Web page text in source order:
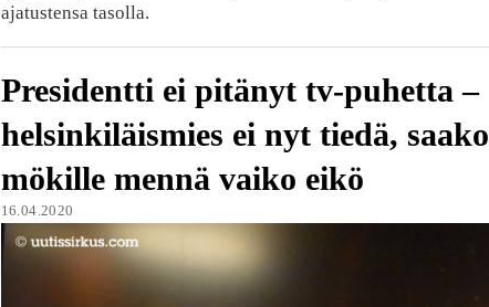
ajatustensa tasolla.
Presidentti ei pitänyt tv-puhetta –
helsinkiläismies ei nyt tiedä, saako
mökille mennä vaiko eikö
16.04.2020